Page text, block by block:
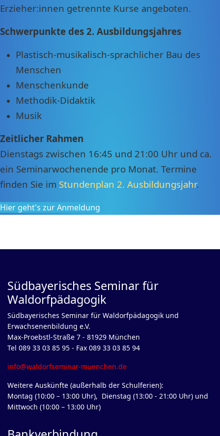
Erzieher:innen getrennte Kurse angeboten.
Schwerpunkte des 2. Ausbildungsjahres
Plastisch-musikalisch-sprachlicher Bau des
Menschen
Menschenkunde
Methodik-Didaktik
Musik
Zeitlicher Rahmen
Dienstags zwischen 16:45 und 21:00 Uhr und ca.
ein Seminarwochenende pro Monat. Termine
finden Sie im Stundenplan 2. Ausbildungsjahr.
Hier geht's zur Anmeldung
Südbayerisches Seminar für
Waldorfpädagogik
Südbayerisches Seminar für Waldorfpädagogik und
Erwachsenenbildung e.V.
Max-Proebstl-Straße 7 - 81929 München
Tel 089 33 03 85 95 - Fax 089 33 03 85 94
info@waldorfseminar-muenchen.de
Weitere Auskünfte (außerhalb der Schulferien):
Montag (10:00 – 13:00 Uhr), Dienstag (13:00 - 21:00 Uhr) und
Mittwoch (10:00 – 13:00 Uhr)